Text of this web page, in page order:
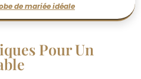
de mariée idéale
Pour Un